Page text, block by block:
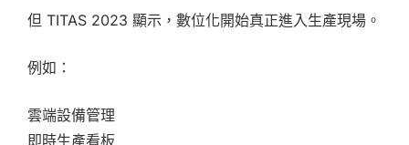
但 TITAS 2023 顯示，數位化開始真正進入生產現場。
例如：
雲端設備管理
即時生產看板